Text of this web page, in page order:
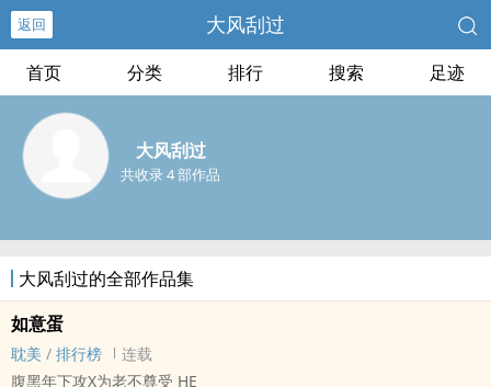
返回 大风刮过
首页 分类 排行 搜索 足迹
大风刮过
共收录 4 部作品
大风刮过的全部作品集
如意蛋
耽美 / 排行榜
连载
腹黑年下攻X为老不尊受 HE